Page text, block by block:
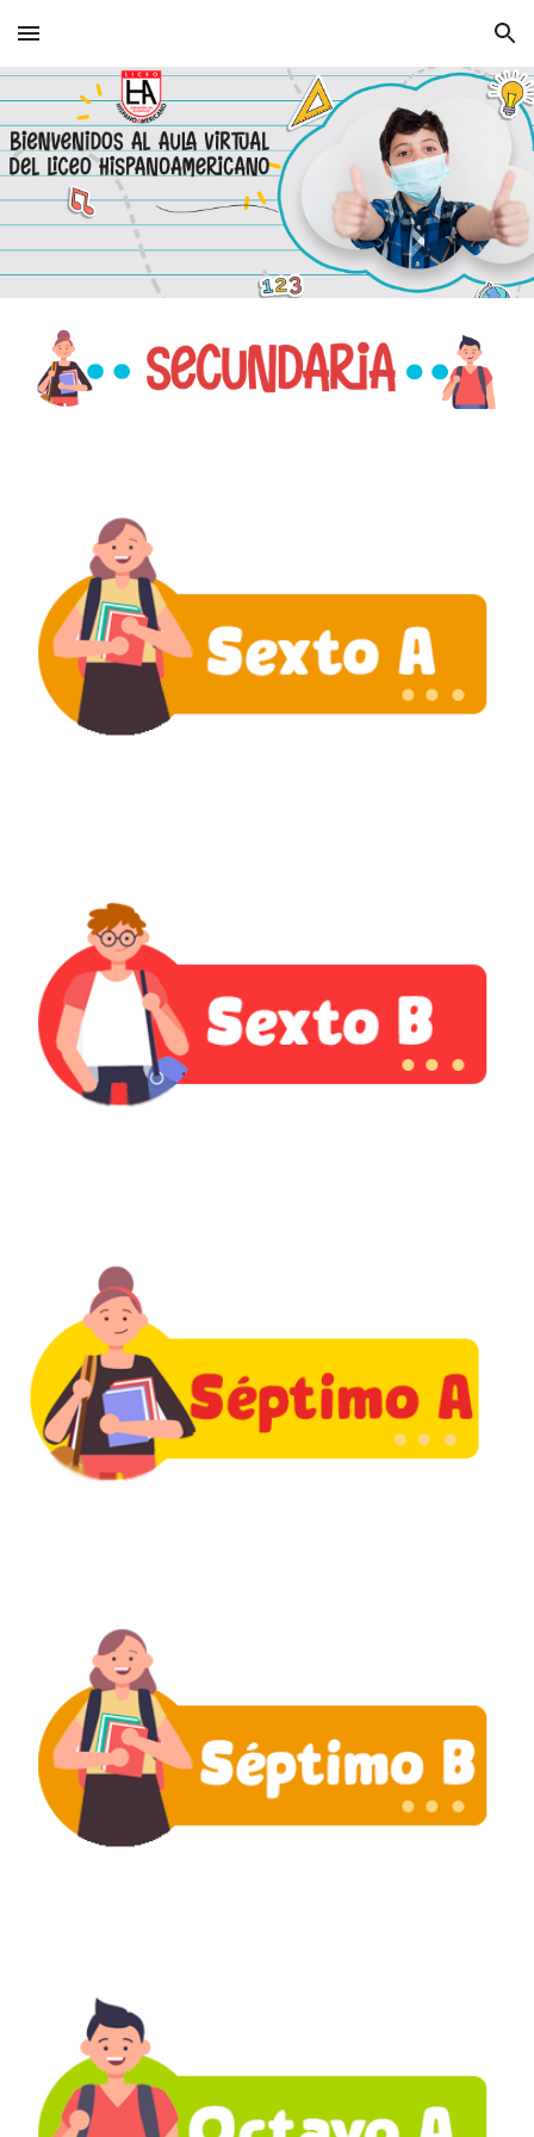
Skip to main content Skip to navigation